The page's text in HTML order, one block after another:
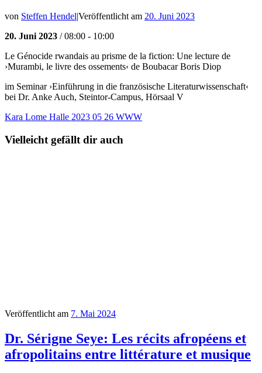
von Steffen Hendel|Veröffentlicht am 20. Juni 2023
20. Juni 2023 / 08:00 - 10:00
Le Génocide rwandais au prisme de la fiction: Une lecture de
›Murambi, le livre des ossements‹ de Boubacar Boris Diop
im Seminar ›Einführung in die französische Literaturwissenschaft‹
bei Dr. Anke Auch, Steintor-Campus, Hörsaal V
Kara Lome Halle 2023 05 26 WWW
Vielleicht gefällt dir auch
Veröffentlicht am 7. Mai 2024
Dr. Sérigne Seye: Les récits afropéens et
afropolitains entre littérature et musique